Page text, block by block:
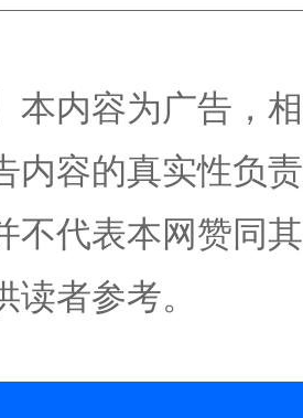
内容为广告，相
内容的真实性负
不代表本网赞同
读者参考。